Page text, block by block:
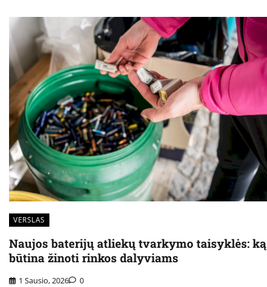
VERSLAS
Naujos baterijų atliekų tvarkymo taisyklės: ką
būtina žinoti rinkos dalyviams
1 Sausio, 2026 0